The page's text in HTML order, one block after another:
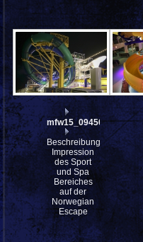
mfw15_094501
Beschreibung:
Impression
des Sport
und Spa
Bereiches
auf der
Norwegian
Escape